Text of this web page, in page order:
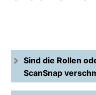
Sind die Rollen
ScanSnap